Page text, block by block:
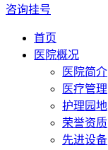
咨询挂号
首页
医院概况
医院简介
医疗管理
护理园地
荣誉资质
先进设备